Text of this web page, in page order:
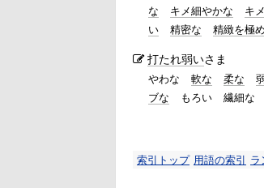
な
キメ細やかな キ
い
精密な 精緻を極
打たれ弱いさま
やわな 軟な 柔な
ブな
もろい 繊細な
索引トップ 用語の索引 ラ